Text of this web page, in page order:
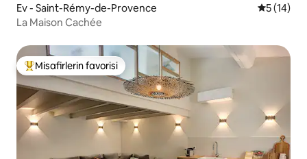
Ev - Saint-Rémy-de-Provence 55 (14)
La Maison Cachée
Misafirlerin favorilerinden en beğenilenler arasında
Misafirlerin favorisi